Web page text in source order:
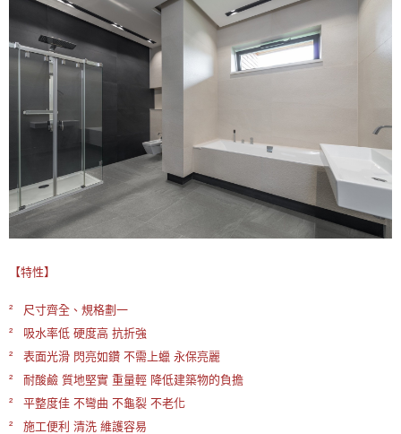
【特性】
²   尺寸齊全、規格劃一
²   吸水率低 硬度高 抗折強
²   表面光滑 閃亮如鑽 不需上蠟 永保亮麗
²   耐酸鹼 質地堅實 重量輕 降低建築物的負擔
²   平整度佳 不彎曲 不龜裂 不老化
²   施工便利 清洗 維護容易